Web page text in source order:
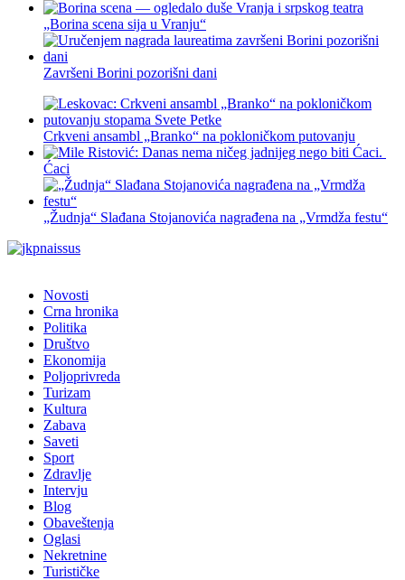
„Borina scena sija u Vranju“
Završeni Borini pozorišni dani
Crkveni ansambl „Branko“ na pokloničkom putovanju
Ćaci
„Žudnja“ Slađana Stojanovića nagrađena na „Vrmdža festu“
Novosti
Crna hronika
Politika
Društvo
Ekonomija
Poljoprivreda
Turizam
Kultura
Zabava
Saveti
Sport
Zdravlje
Intervju
Blog
Obaveštenja
Oglasi
Nekretnine
Turističke